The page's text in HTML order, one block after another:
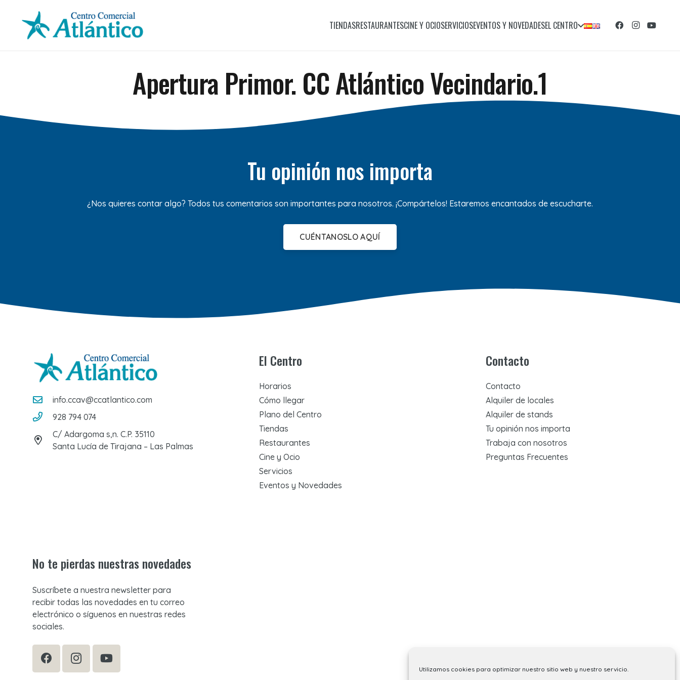
Utilizamos cookies para optimizar nuestro sitio web y nuestro servicio.
TIENDASRESTAURANTESCINE Y OCIOSERVICIOSEVENTOS Y NOVEDADESEL CENTRO
Apertura Primor. CC Atlántico Vecindario.1
Tu opinión nos importa
¿Nos quieres contar algo? Todos tus comentarios son importantes para nosotros. ¡Compártelos! Estaremos encantados de escucharte.
CUÉNTANOSLO AQUÍ
info.ccav@ccatlantico.com
928 794 074
C/ Adargoma s,n. C.P. 35110
Santa Lucía de Tirajana – Las Palmas
El Centro
Horarios
Cómo llegar
Plano del Centro
Tiendas
Restaurantes
Cine y Ocio
Servicios
Eventos y Novedades
Contacto
Contacto
Alquiler de locales
Alquiler de stands
Tu opinión nos importa
Trabaja con nosotros
Preguntas Frecuentes
No te pierdas nuestras novedades
Suscríbete a nuestra newsletter para
recibir todas las novedades en tu correo
electrónico o síguenos en nuestras redes
sociales.